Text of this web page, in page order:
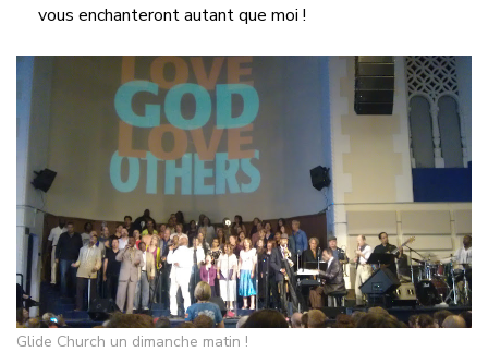
vous enchanteront autant que moi !
Glide Church un dimanche matin !